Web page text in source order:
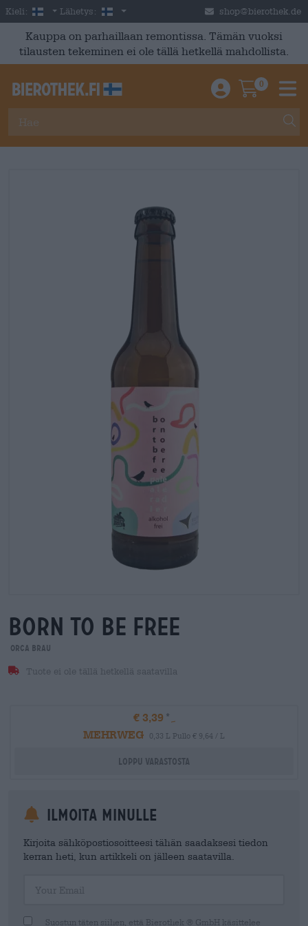
Skip to main content
Kieli: Finnish
Lähetys: Suomi shop@bierothek.de
Kauppa on parhaillaan remontissa. Tämän vuoksi
tilausten tekeminen ei ole tällä hetkellä mahdollista.
Einloggen /
0
born to be free
orca brau
Tuote ei ole tällä hetkellä saatavilla
€ 3,39
MEHRWEG
0,33 L Pullo € 9,64 / L
Loppu varastosta
Ilmoita minulle
Kirjoita sähköpostiosoitteesi tähän saadaksesi tiedon
kerran heti, kun artikkeli on jälleen saatavilla.
Suostun täten siihen, että Bierothek ® GmbH käsittelee